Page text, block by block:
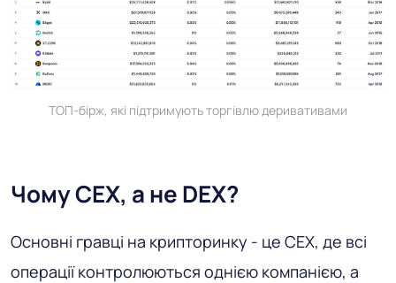
ТОП-бірж, які підтримують торгівлю деривативами
Чому CEX, а не DEX?
Основні гравці на крипторинку - це CEX, де всі
операції контролюються однією компанією, а